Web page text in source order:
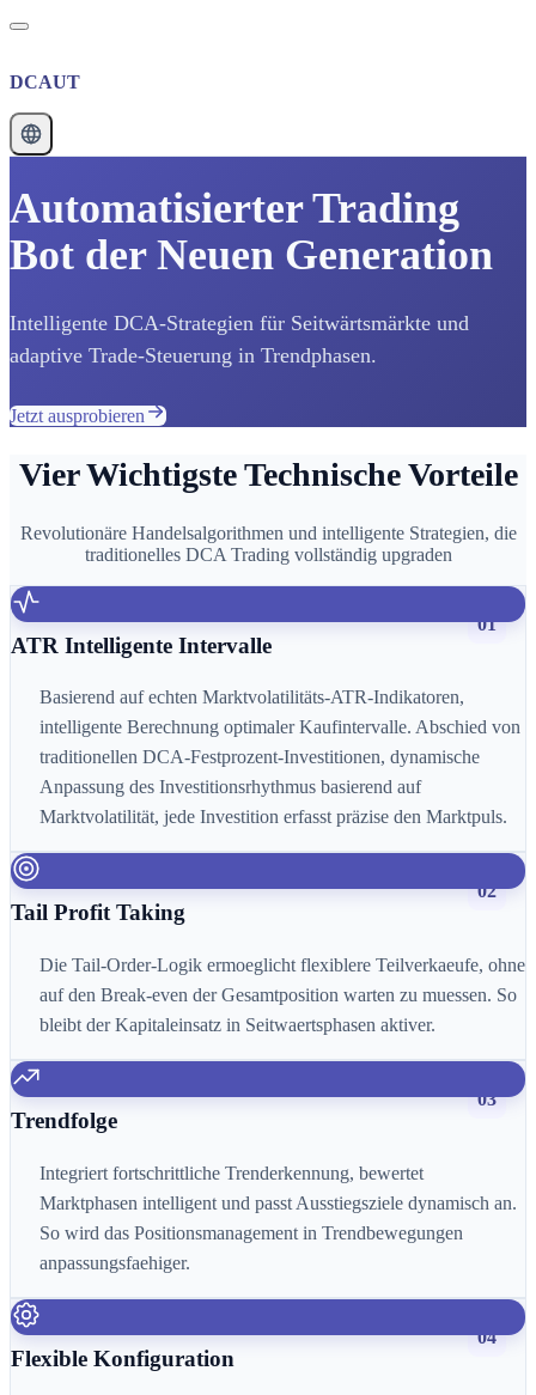
DCAUT
Automatisierter Trading
Bot der Neuen Generation
Intelligente DCA-Strategien für Seitwärtsmärkte und
adaptive Trade-Steuerung in Trendphasen.
Jetzt ausprobieren
Vier Wichtigste Technische Vorteile
Revolutionäre Handelsalgorithmen und intelligente Strategien, die
traditionelles DCA Trading vollständig upgraden
01
ATR Intelligente Intervalle
Basierend auf echten Marktvolatilitäts-ATR-Indikatoren,
intelligente Berechnung optimaler Kaufintervalle. Abschied von
traditionellen DCA-Festprozent-Investitionen, dynamische
Anpassung des Investitionsrhythmus basierend auf
Marktvolatilität, jede Investition erfasst präzise den Marktpuls.
02
Tail Profit Taking
Die Tail-Order-Logik ermoeglicht flexiblere Teilverkaeufe, ohne
auf den Break-even der Gesamtposition warten zu muessen. So
bleibt der Kapitaleinsatz in Seitwaertsphasen aktiver.
03
Trendfolge
Integriert fortschrittliche Trenderkennung, bewertet
Marktphasen intelligent und passt Ausstiegsziele dynamisch an.
So wird das Positionsmanagement in Trendbewegungen
anpassungsfaehiger.
04
Flexible Konfiguration